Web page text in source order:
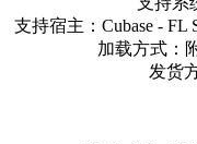
支持宿主：Cubase - FL
加载方式：
发货